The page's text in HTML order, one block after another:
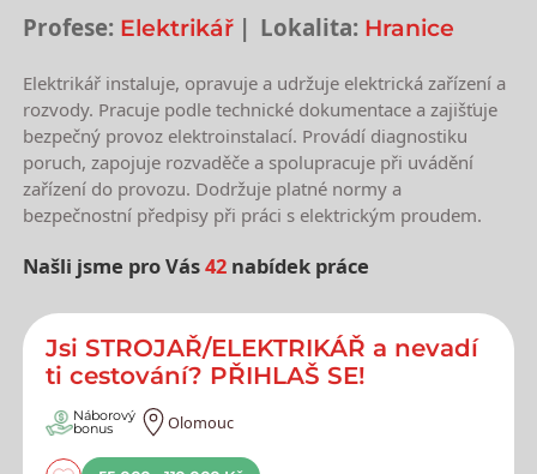
Profese: Elektrikář Lokalita: Hranice
Elektrikář instaluje, opravuje a udržuje elektrická zařízení a
rozvody. Pracuje podle technické dokumentace a zajišťuje
bezpečný provoz elektroinstalací. Provádí diagnostiku
poruch, zapojuje rozvaděče a spolupracuje při uvádění
zařízení do provozu. Dodržuje platné normy a
bezpečnostní předpisy při práci s elektrickým proudem.
Našli jsme pro Vás42 nabídek práce
Nejnovější nabídky práce
Jsi STROJAŘ/ELEKTRIKÁŘ a nevadí
ti cestování? PŘIHLAŠ SE!
Náborový
bonus Olomouc